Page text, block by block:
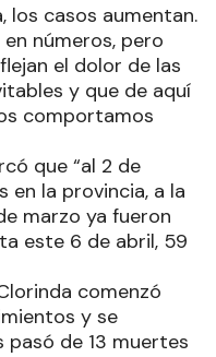
los casos aumentan.
números, pero
el dolor de las
y que de aquí
comportamos
que “al 2 de
en la provincia, a la
marzo ya fueron
este 6 de abril, 59
comenzó
y se
pasó de 13 muertes